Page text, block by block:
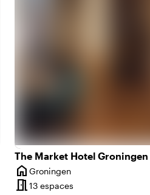
De 5 à 200 personnes
The Market Hotel Groningen
home
Ville
Groningen
meeting_room13 espaces